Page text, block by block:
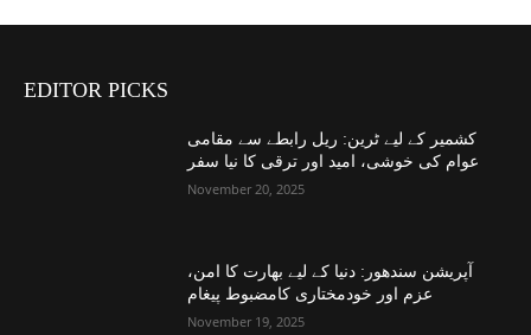
EDITOR PICKS
کشمیر کے لیے ٹرین: ریل رابطے سے مقامی
عوام کی خوشی، امید اور ترقی کا نیا سفر
November 20, 2025
آپریشن سندھور: دنیا کے لیے بھارت کا امن،
عزم اور خودمختاری کامضبوط پیغام
November 19, 2025